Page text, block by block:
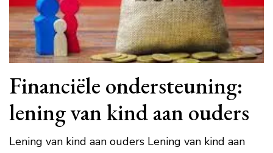
Financiële ondersteuning:
lening van kind aan ouders
Lening van kind aan ouders Lening van kind aan